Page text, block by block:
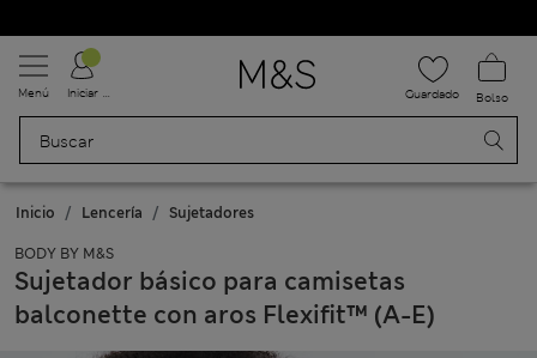
Menú Iniciar sesión Guardado Bolso
Inicio Lencería Sujetadores
BODY BY M&S
Sujetador básico para camisetas
balconette con aros Flexifit™ (A-E)